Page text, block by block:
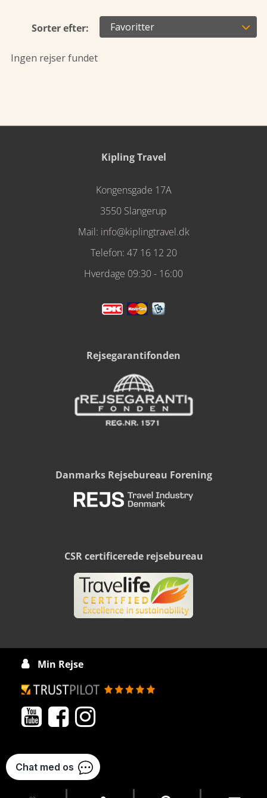
Sorter efter: Favoritter 
Ingen rejser fundet
Kipling Travel
Kongensgade 17A
3550 Slangerup
Mail: info@kiplingtravel.dk
Telefon: 47 16 12 20
Hverdage 09:30 - 16:00
Rejsegarantifonden
Danmarks Rejsebureau Forening
CSR certificerede rejsebureau
 Min Rejse
  